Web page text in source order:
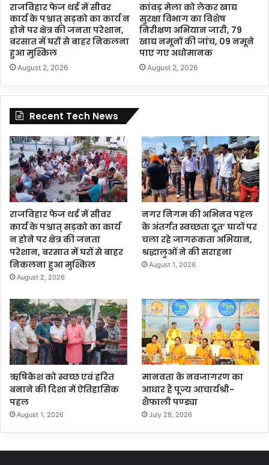
राजविहार फेज थर्ड में सीवर
कार्य के पश्चात् सड़को का कार्य न
होने पर क्षेत्र की जनता परेशान,
बरसात में घरों से बाहर निकलना
हुआ मुश्किल
August 2, 2026
कांवड़ मेला को लेकर खाद्य
सुरक्षा विभाग का विशेष
निरीक्षण अभियान जारी, 79
खाद्य नमूनों की जांच, 09 नमूने
पाए गए अधोमानक
August 2, 2026
Recent Tech News
राजविहार फेज थर्ड में सीवर
कार्य के पश्चात् सड़को का कार्य
न होने पर क्षेत्र की जनता
परेशान, बरसात में घरों से बाहर
निकलना हुआ मुश्किल
August 2, 2026
नगर निगम की अभिनव पहल
के अंतर्गत स्वच्छता दूत’ घाटों पर
चला रहे जागरूकता अभियान,
श्रद्धालुओं ने की सराहना
August 1, 2026
ऋषिकेश को स्वच्छ एवं हरित
बनाने की दिशा में ऐतिहासिक
पहल
August 1, 2026
मानवता के नवजागरण का
आधार हैं पूज्य आचार्यश्री-
शैफाली पण्ड्या
July 28, 2026